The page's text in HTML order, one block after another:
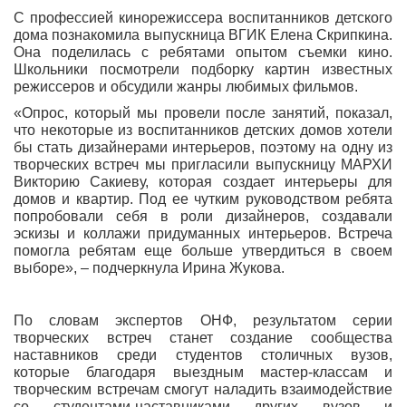
С профессией кинорежиссера воспитанников детского
дома познакомила выпускница ВГИК Елена Скрипкина.
Она поделилась с ребятами опытом съемки кино.
Школьники посмотрели подборку картин известных
режиссеров и обсудили жанры любимых фильмов.
«Опрос, который мы провели после занятий, показал,
что некоторые из воспитанников детских домов хотели
бы стать дизайнерами интерьеров, поэтому на одну из
творческих встреч мы пригласили выпускницу МАРХИ
Викторию Сакиеву, которая создает интерьеры для
домов и квартир. Под ее чутким руководством ребята
попробовали себя в роли дизайнеров, создавали
эскизы и коллажи придуманных интерьеров. Встреча
помогла ребятам еще больше утвердиться в своем
выборе», – подчеркнула Ирина Жукова.
По словам экспертов ОНФ, результатом серии
творческих встреч станет создание сообщества
наставников среди студентов столичных вузов,
которые благодаря выездным мастер-классам и
творческим встречам смогут наладить взаимодействие